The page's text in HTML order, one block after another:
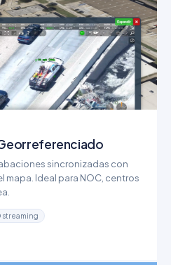
sincronizadas con
mapa. Ideal para NOC, centros
streaming